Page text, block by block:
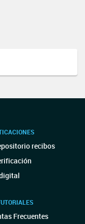
recibos
Frecuentes